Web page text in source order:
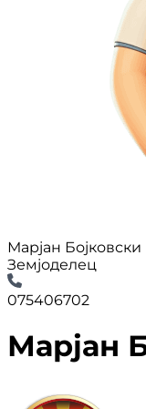
Марјан Бојковски
Земјоделец
075406702
Марјан